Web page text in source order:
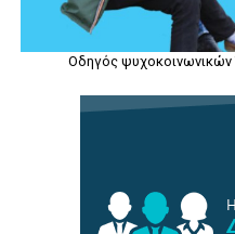
Οδηγός